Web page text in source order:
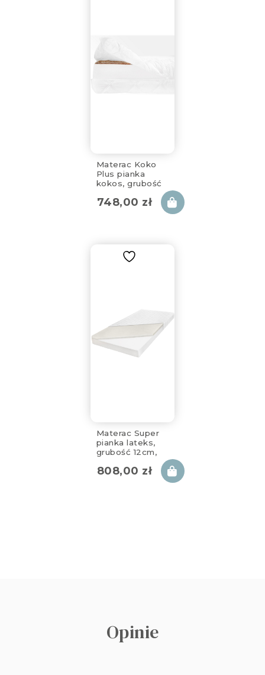
Materac Koko
Plus pianka
kokos, grubość
15cm, 80x180cm,
zdejmowany
748,00 zł
Materac Super
pianka lateks,
grubość 12cm,
zdejmowany
808,00 zł
Opinie